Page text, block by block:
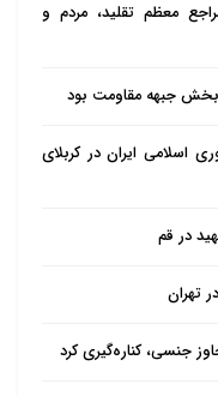
معظم تقلید، مردم و
جبهه مقاومت بود
اسلامی ایران در کربلای
در قم
تهران
جنسی، کناره‌گیری کرد